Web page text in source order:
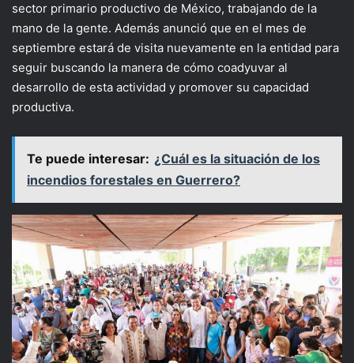
sector primario productivo de México, trabajando de la
mano de la gente. Además anunció que en el mes de
septiembre estará de visita nuevamente en la entidad para
seguir buscando la manera de cómo coadyuvar al
desarrollo de esta actividad y promover su capacidad
productiva.
Te puede interesar: ¿Cuál es la situación de los
incendios forestales en Guerrero?